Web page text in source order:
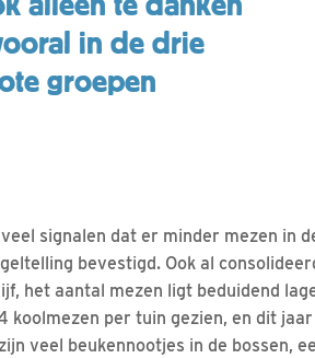
in de drie
groepen
signalen dat er minder mezen in
bevestigd. Ook al
het aantal mezen ligt beduidend
koolmezen per tuin gezien, en dit jaar
veel beukennootjes in de bossen,